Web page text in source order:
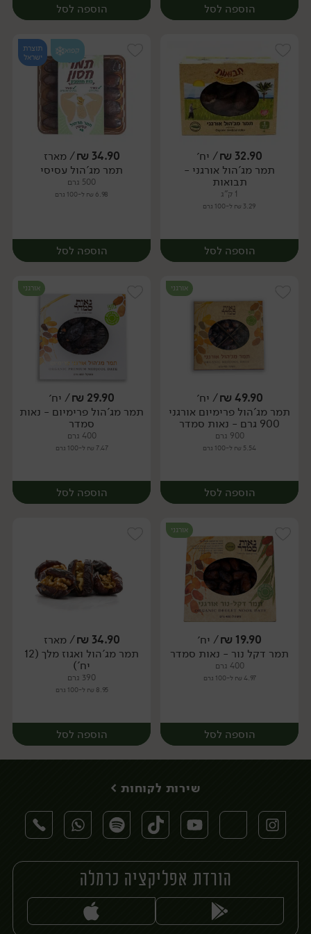
הוספה לסל
מארז
הוספה לסל
מארז
32.90
₪/ יח׳
תמר מג'הול אורגני -
תבואות
1 ק"ג
3.29 ₪ ל-100 גרם
הוספה לסל
יח׳
קפוא
תוצרת
ישראל
34.90
₪/ מארז
תמר מג'הול עסיסי
500 גרם
6.98 ₪ ל-100 גרם
הוספה לסל
מארז
אורגני
49.90
₪/ יח׳
תמר מג'הול פרימיום אורגני
900 גרם - נאות סמדר
900 גרם
5.54 ₪ ל-100 גרם
הוספה לסל
יח׳
אורגני
29.90
₪/ יח׳
תמר מג'הול פרימיום - נאות
סמדר
400 גרם
7.47 ₪ ל-100 גרם
הוספה לסל
יח׳
אורגני
19.90
₪/ יח׳
תמר דקל נור - נאות סמדר
400 גרם
4.97 ₪ ל-100 גרם
הוספה לסל
יח׳
34.90
₪/ מארז
תמר מג'הול ואגוז מלך (12
יח')
390 גרם
8.95 ₪ ל-100 גרם
הוספה לסל
מארז
שירות לקוחות >
הורדת אפליקציה כרמלה